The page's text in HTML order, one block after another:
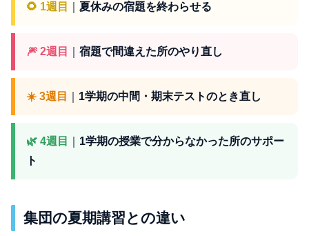
🌻 1週目 夏休みの宿題を終わらせる
🎆 2週目 宿題で間違えた所のやり直し
☀️ 3週目 1学期の中間・期末テストのとき直し
🌿 4週目
1学期の授業で分からなかった所のサポー
ト
集団の夏期講習との違い